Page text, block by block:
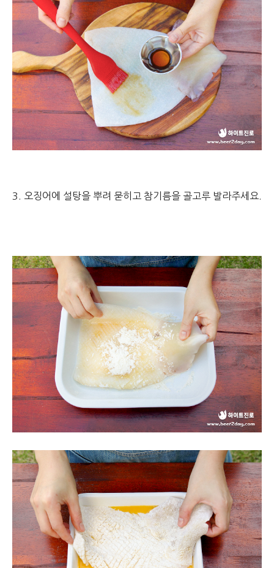
3. 오징어에 설탕을 뿌려 묻히고 참기름을 골고루 발라주세요.